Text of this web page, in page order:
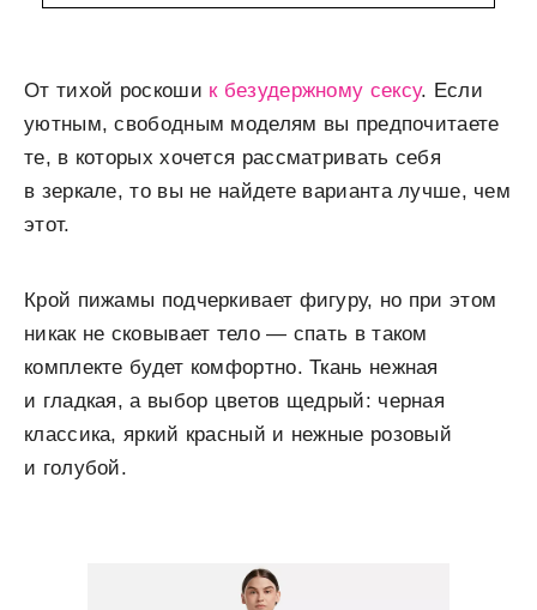
От тихой роскоши к безудержному сексу. Если
уютным, свободным моделям вы предпочитаете
те, в которых хочется рассматривать себя
в зеркале, то вы не найдете варианта лучше, чем
этот.
Крой пижамы подчеркивает фигуру, но при этом
никак не сковывает тело — спать в таком
комплекте будет комфортно. Ткань нежная
и гладкая, а выбор цветов щедрый: черная
классика, яркий красный и нежные розовый
и голубой.